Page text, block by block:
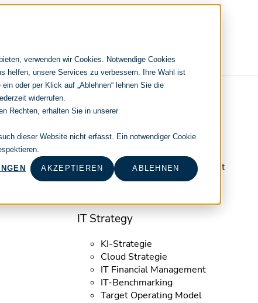
verwenden wir Cookies. Notwendige Cookies
helfen, unsere Services zu verbessern. Ihre Wahl ist
oder per Klick auf „Ablehnen“ lehnen Sie die
widerrufen.
Rechten, erhalten Sie in unserer
dieser Website nicht erfasst. Ein notwendiger Cookie
AKZEPTIEREN ABLEHNEN
Navigation
überspringen
IT Transformation
IT Outsourcing
Merger und Acquisition
Effizienz und Wirtschaftlichkeit
IT-Modernisierung und Cloud
IT Strategy
KI-Strategie
Cloud Strategie
IT Financial Management
IT-Benchmarking
Target Operating Model